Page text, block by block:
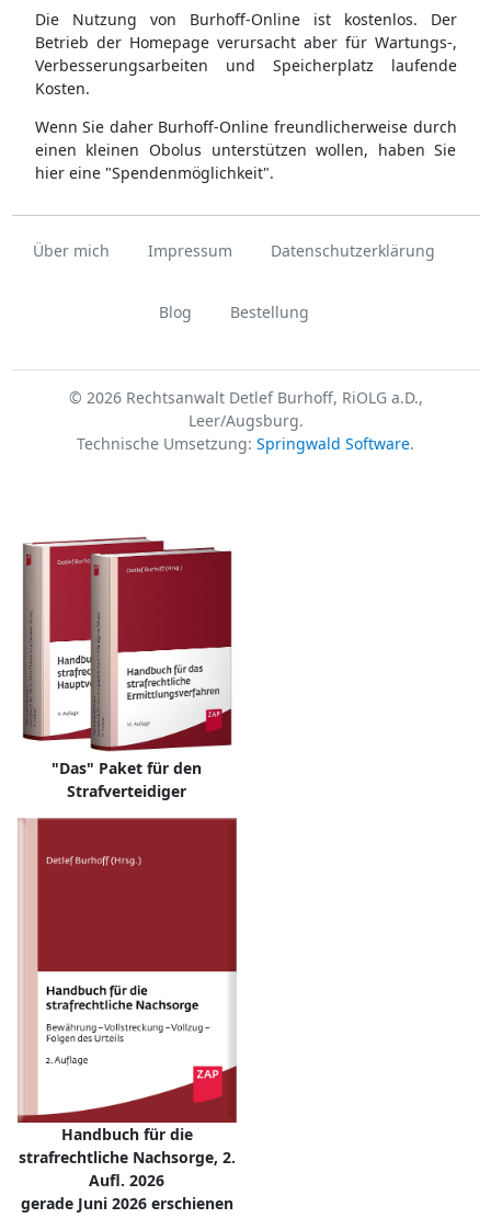
Die Nutzung von Burhoff-Online ist kostenlos. Der
Betrieb der Homepage verursacht aber für Wartungs-,
Verbesserungsarbeiten und Speicherplatz laufende
Kosten.
Wenn Sie daher Burhoff-Online freundlicherweise durch
einen kleinen Obolus unterstützen wollen, haben Sie
hier eine "Spendenmöglichkeit".
Über mich Impressum Datenschutzerklärung
Blog Bestellung
© 2026 Rechtsanwalt Detlef Burhoff, RiOLG a.D.,
Leer/Augsburg.
Technische Umsetzung: Springwald Software.
"Das" Paket für den
Strafverteidiger
Handbuch für die
strafrechtliche Nachsorge, 2.
Aufl. 2026
gerade Juni 2026 erschienen